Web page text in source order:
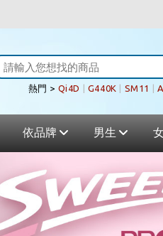
熱門 > Qi4D G440K SM11
依品牌 男生